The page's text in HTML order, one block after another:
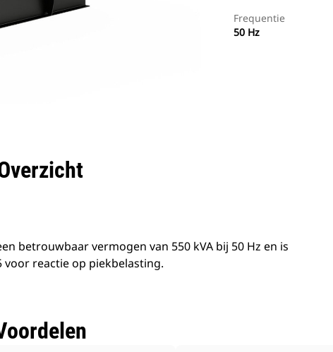
Frequentie
50 Hz
betrouwbaar vermogen van 550 kVA bij 50 Hz en is
voor reactie op piekbelasting.